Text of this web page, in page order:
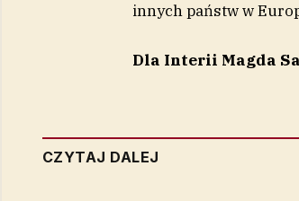
innych państw w
Dla Interii Magda
CZYTAJ DALEJ